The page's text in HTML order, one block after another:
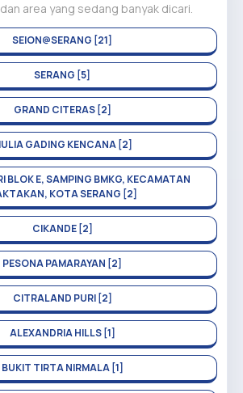
area yang sedang banyak dicari.
SEION@SERANG [21]
SERANG [5]
GRAND CITERAS [2]
GADING KENCANA [2]
BLOK E, SAMPING BMKG, KECAMATAN
KOTA SERANG [2]
CIKANDE [2]
PESONA PAMARAYAN [2]
CITRALAND PURI [2]
ALEXANDRIA HILLS [1]
BUKIT TIRTA NIRMALA [1]